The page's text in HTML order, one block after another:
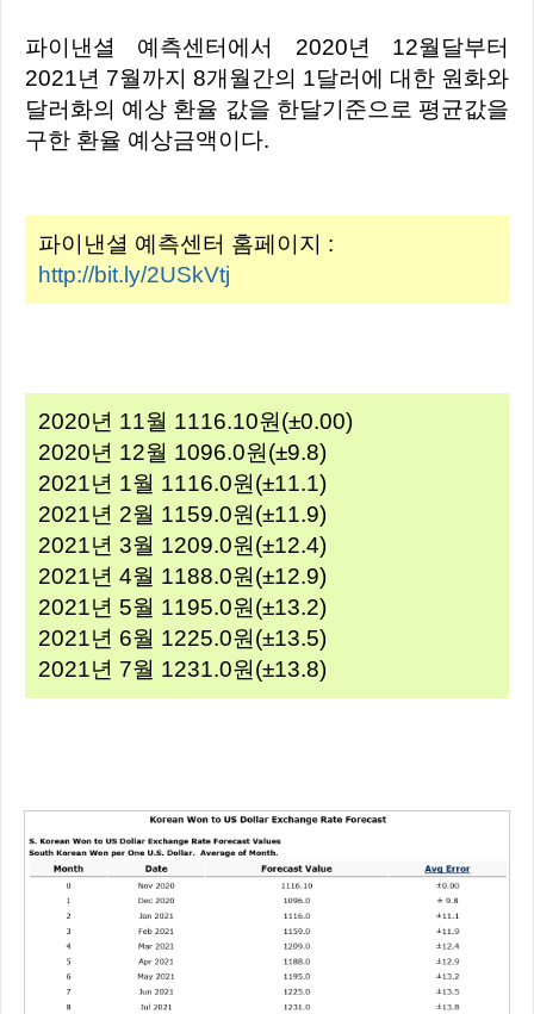
파이낸셜 예측센터에서 2020년 12월달부터
2021년 7월까지 8개월간의 1달러에 대한 원화와
달러화의 예상 환율 값을 한달기준으로 평균값을
구한 환율 예상금액이다.
파이낸셜 예측센터 홈페이지 :
http://bit.ly/2USkVtj
2020년 11월 1116.10원(±0.00)
2020년 12월 1096.0원(±9.8)
2021년 1월 1116.0원(±11.1)
2021년 2월 1159.0원(±11.9)
2021년 3월 1209.0원(±12.4)
2021년 4월 1188.0원(±12.9)
2021년 5월 1195.0원(±13.2)
2021년 6월 1225.0원(±13.5)
2021년 7월 1231.0원(±13.8)